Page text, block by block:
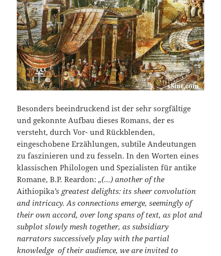
Besonders beeindruckend ist der sehr sorgfältige
und gekonnte Aufbau dieses Romans, der es
versteht, durch Vor- und Rückblenden,
eingeschobene Erzählungen, subtile Andeutungen
zu faszinieren und zu fesseln. In den Worten eines
klassischen Philologen und Spezialisten für antike
Romane, B.P. Reardon:„(…) another of the
Aithiopika’s greatest delights: its sheer convolution
and intricacy. As connections emerge, seemingly of
their own accord, over long spans of text, as plot and
subplot slowly mesh together, as subsidiary
narrators successively play with the partial
knowledge of their audience, we are invited to